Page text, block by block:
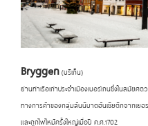
Bryggen(บรีเก็น)
ย่านท่าเรือเก่าประจำเมืองเบอร์เกนซึ่งในสมัย
ทางการค้าของกลุ่มสันนิบาตฮันเซียติกจากเยอ
และถูกไฟไหม้ครั้งใหญ่เมื่อปี ค.ศ.1702